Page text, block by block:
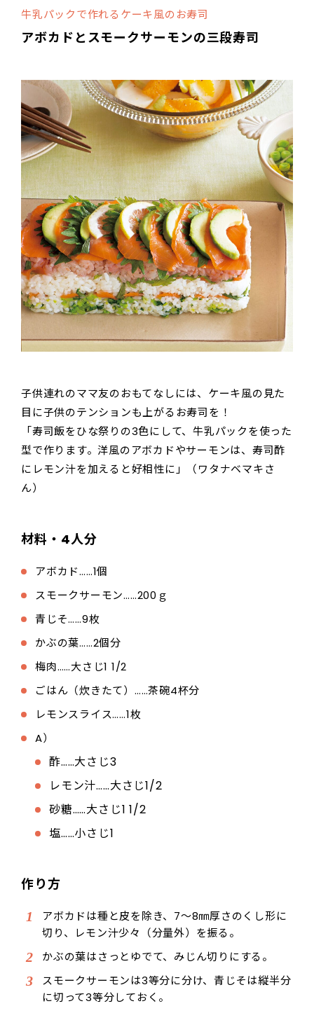
牛乳パックで作れるケーキ風のお寿司
アボカドとスモークサーモンの三段寿司
子供連れのママ友のおもてなしには、ケーキ風の見た
目に子供のテンションも上がるお寿司を！
「寿司飯をひな祭りの3色にして、牛乳パックを使った
型で作ります。洋風のアボカドやサーモンは、寿司酢
にレモン汁を加えると好相性に」（ワタナベマキさ
ん）
材料・4人分
アボカド……1個
スモークサーモン……200ｇ
青じそ……9枚
かぶの葉……2個分
梅肉……大さじ1 1/2
ごはん（炊きたて）……茶碗4杯分
レモンスライス……1枚
A）
酢……大さじ3
レモン汁……大さじ1/2
砂糖……大さじ1 1/2
塩……小さじ1
作り方
アボカドは種と皮を除き、7～8㎜厚さのくし形に
切り、レモン汁少々（分量外）を振る。
かぶの葉はさっとゆでて、みじん切りにする。
スモークサーモンは3等分に分け、青じそは縦半分
に切って3等分しておく。